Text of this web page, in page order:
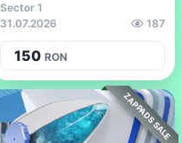
Sector 1
31.07.2026
187
150 RON
ZAPPADS SALE